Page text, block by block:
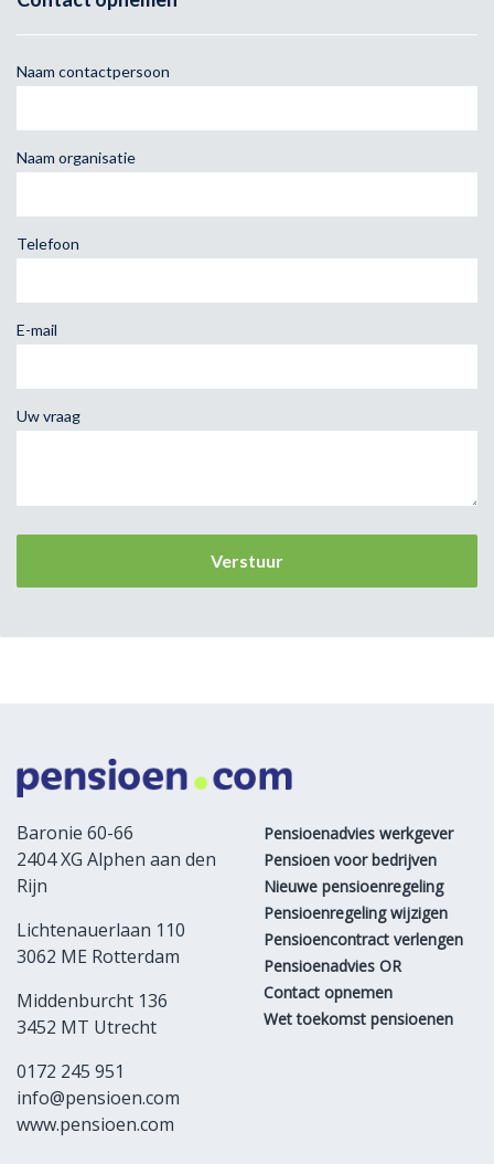
Naam contactpersoon
Naam organisatie
Telefoon
E-mail
Uw vraag
Baronie 60-66
2404 XG Alphen aan den
Rijn
Lichtenauerlaan 110
3062 ME Rotterdam
Middenburcht 136
3452 MT Utrecht
0172 245 951
info@pensioen.com
www.pensioen.com
Pensioenadvies werkgever
Pensioen voor bedrijven
Nieuwe pensioenregeling
Pensioenregeling wijzigen
Pensioencontract verlengen
Pensioenadvies OR
Contact opnemen
Wet toekomst pensioenen